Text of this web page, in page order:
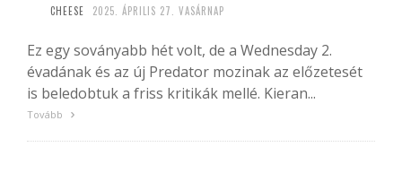
CHEESE 2025. ÁPRILIS 27. VASÁRNAP
Ez egy soványabb hét volt, de a Wednesday 2.
évadának és az új Predator mozinak az előzetesét
is beledobtuk a friss kritikák mellé. Kieran...
Tovább